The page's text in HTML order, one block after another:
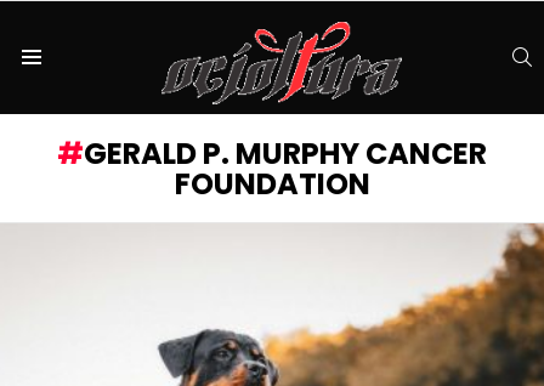
GERALD P. MURPHY CANCER
FOUNDATION